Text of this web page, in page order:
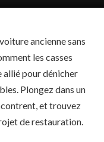
ancienne sans
les casses
allié pour dénicher
Plongez dans un
et trouvez
de restauration.